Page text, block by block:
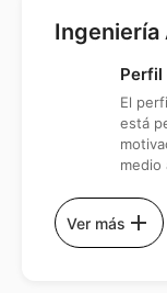
Ingeniería
Perfil
El
está
medio
Ver más add